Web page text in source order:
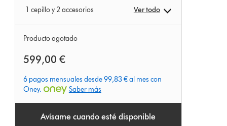
1 cepillo y 2 accesorios Ver todo
Producto agotado
599,00 €
6 pagos mensuales desde 99,83 € al mes con
Oney.
Saber más
Avísame cuando esté disponible